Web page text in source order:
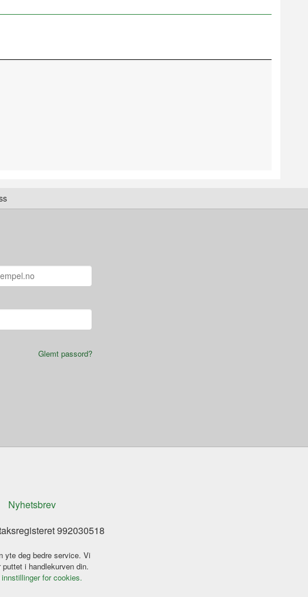
Glemt passord?
Nyhetsbrev
992030518
yte deg bedre service. Vi
i handlekurven din.
innstillinger for cookies.